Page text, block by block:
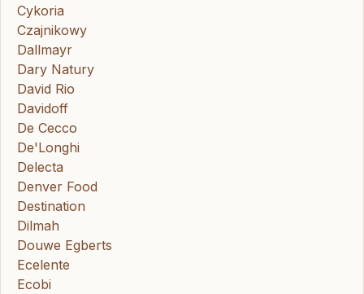
Cykoria
Czajnikowy
Dallmayr
Dary Natury
David Rio
Davidoff
De Cecco
De'Longhi
Delecta
Denver Food
Destination
Dilmah
Douwe Egberts
Ecelente
Ecobi